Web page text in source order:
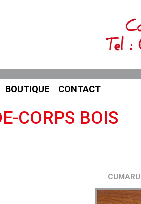
BOUTIQUE CONTACT
CORPS BOIS
CUMARU